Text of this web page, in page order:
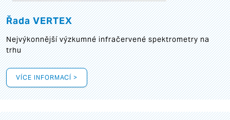
Řada VERTEX
Nejvýkonnější výzkumné infračervené spektrometry na
trhu
VÍCE INFORMACÍ >